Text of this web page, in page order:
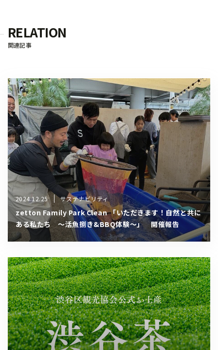
RELATION
関連記事
2024.12.25 サステナビリティ
zetton Family Park Clean 「いただきます！自然と共に
ある私たち 〜活魚捌き&BBQ体験〜」 開催報告